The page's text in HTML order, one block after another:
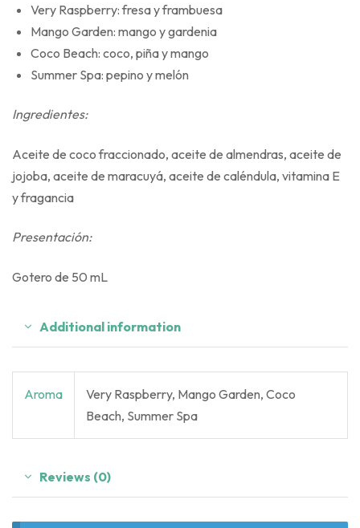
Very Raspberry: fresa y frambuesa
Mango Garden: mango y gardenia
Coco Beach: coco, piña y mango
Summer Spa: pepino y melón
Ingredientes:
Aceite de coco fraccionado, aceite de almendras, aceite de
jojoba, aceite de maracuyá, aceite de caléndula, vitamina E
y fragancia
Presentación:
Gotero de 50 mL
Additional information
Aroma
Very Raspberry, Mango Garden, Coco
Beach, Summer Spa
Reviews (0)